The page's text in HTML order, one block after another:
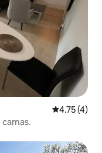
Calificación
4.75 (4)